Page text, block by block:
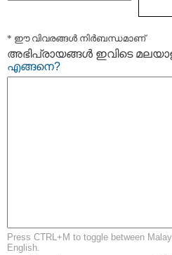
* ഈ വിവരങ്ങള്‍ നിര്‍ബന്ധമാണ്
അഭിപ്രായങ്ങള്‍ ഇവിടെ
എങ്ങനെ?
Press CTRL+M to toggle between
English.